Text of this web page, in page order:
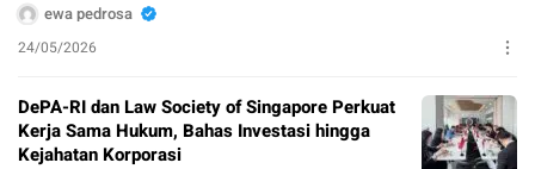
ewa pedrosa
24/05/2026
DePA-RI dan Law Society of Singapore Perkuat
Kerja Sama Hukum, Bahas Investasi hingga
Kejahatan Korporasi